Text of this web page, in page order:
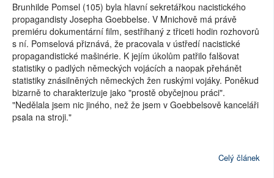
Brunhilde Pomsel (105) byla hlavní sekretářkou nacistického
propagandisty Josepha Goebbelse. V Mnichově má právě
premiéru dokumentární film, sestřihaný z třiceti hodin rozhovorů
s ní. Pomselová přiznává, že pracovala v ústředí nacistické
propagandistické mašinérie. K jejím úkolům patřilo falšovat
statistiky o padlých německých vojácích a naopak přehánět
statistiky znásilněných německých žen ruskými vojáky. Poněkud
bizarně to charakterizuje jako "prostě obyčejnou práci".
"Nedělala jsem nic jiného, než že jsem v Goebbelsově kanceláři
psala na stroji."
Celý článek